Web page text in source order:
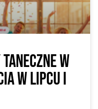
w
w lipcu i